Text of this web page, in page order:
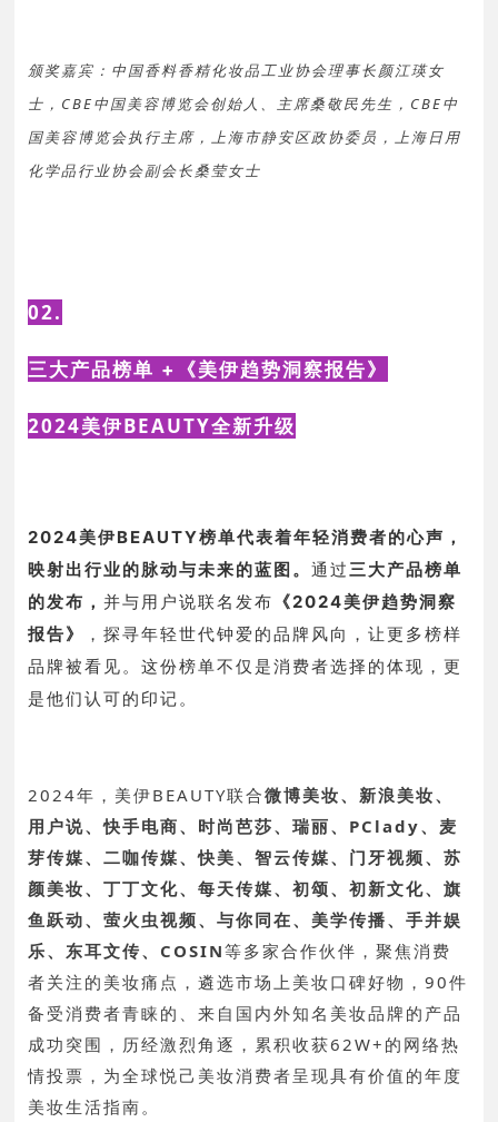
颁奖嘉宾：中国香料香精化妆品工业协会理事长颜江瑛女
士，CBE中国美容博览会创始人、主席桑敬民先生，CBE中
国美容博览会执行主席，上海市静安区政协委员，上海日用
化学品行业协会副会长桑莹女士
02.
三大产品榜单 + 《美伊趋势洞察报告》
2024美伊BEAUTY全新升级
2024美伊BEAUTY榜单代表着年轻消费者的心声，
映射出行业的脉动与未来的蓝图。通过三大产品榜单
的发布，并与用户说联名发布 《2024美伊趋势洞察
报告》
，探寻年轻世代钟爱的品牌风向，让更多榜样
品牌被看见。这份榜单不仅是消费者选择的体现，更
是他们认可的印记。
2024年，美伊BEAUTY联合微博美妆、新浪美妆、
用户说、快手电商、时尚芭莎、瑞丽、PClady、麦
芽传媒、二咖传媒、快美、智云传媒、门牙视频、苏
颜美妆、丁丁文化、每天传媒、初颂、初新文化、旗
鱼跃动、萤火虫视频、与你同在、美学传播、手并娱
乐、东耳文传、COSIN等多家合作伙伴，聚焦消费
者关注的美妆痛点，遴选市场上美妆口碑好物，90件
备受消费者青睐的、来自国内外知名美妆品牌的产品
成功突围，历经激烈角逐，累积收获62W+的网络热
情投票，为全球悦己美妆消费者呈现具有价值的年度
美妆生活指南。